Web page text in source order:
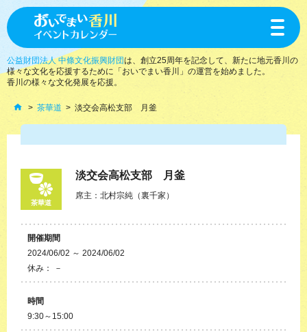
toggle
公益財団法人 中條文化振興財団は、創立25周年を記念して、新たに地元香川の
様々な文化を応援するために「おいでまい香川」の運営を始めました。
香川の様々な文化発展を応援。
茶華道 淡交会高松支部 月釜
茶華道
淡交会高松支部 月釜
席主：北村宗純（裏千家）
開催期間
2024/06/02 ～ 2024/06/02
休み： －
時間
9:30～15:00